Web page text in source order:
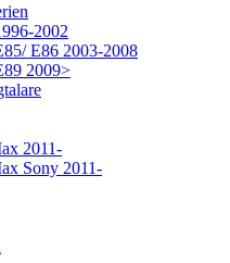
2002
E86 2003-2008
2009>
2011-
Sony 2011-